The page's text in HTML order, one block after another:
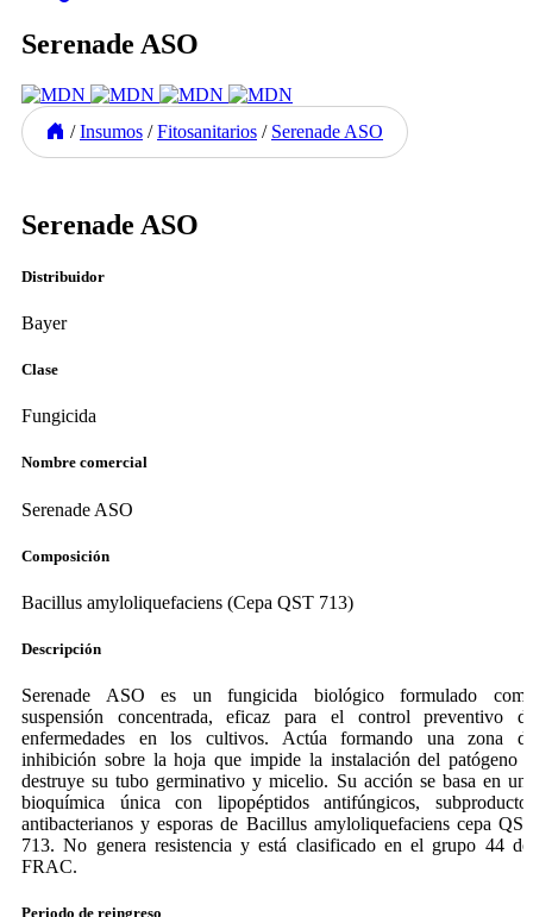
Serenade ASO
/ Insumos / Fitosanitarios / Serenade ASO
Serenade ASO
Distribuidor
Bayer
Clase
Fungicida
Nombre comercial
Serenade ASO
Composición
Bacillus amyloliquefaciens (Cepa QST 713)
Descripción
Serenade ASO es un fungicida biológico formulado
suspensión concentrada, eficaz para el control preventivo
enfermedades en los cultivos. Actúa formando una zona
inhibición sobre la hoja que impide la instalación del patógeno
destruye su tubo germinativo y micelio. Su acción se basa en
bioquímica única con lipopéptidos antifúngicos,
antibacterianos y esporas de Bacillus amyloliquefaciens cepa
713. No genera resistencia y está clasificado en el grupo 44
FRAC.
Periodo de reingreso